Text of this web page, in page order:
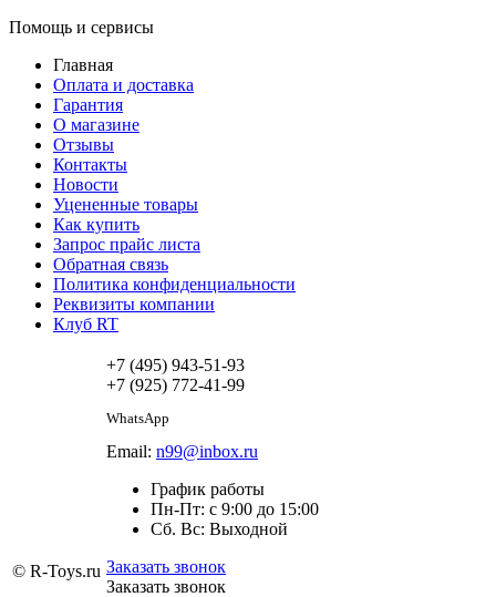
Помощь и сервисы
Главная
Оплата и доставка
Гарантия
О магазине
Отзывы
Контакты
Новости
Уцененные товары
Как купить
Запрос прайс листа
Обратная связь
Политика конфиденциальности
Реквизиты компании
Клуб RT
© R-Toys.ru
+7 (495) 943-51-93
+7 (925) 772-41-99
WhatsApp
Email: n99@inbox.ru
График работы
Пн-Пт: с 9:00 до 15:00
Сб. Вс: Выходной
Заказать звонок
Заказать звонок